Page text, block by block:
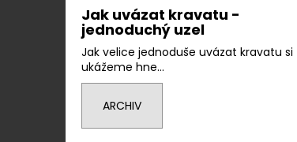
Jak uvázat kravatu -
jednoduchý uzel
Jak velice jednoduše uvázat kravatu si
ukážeme hne...
ARCHIV